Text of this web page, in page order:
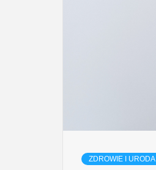
ZDROWIE I URODA